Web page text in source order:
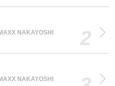
NAKAYOSHI
NAKAYOSHI